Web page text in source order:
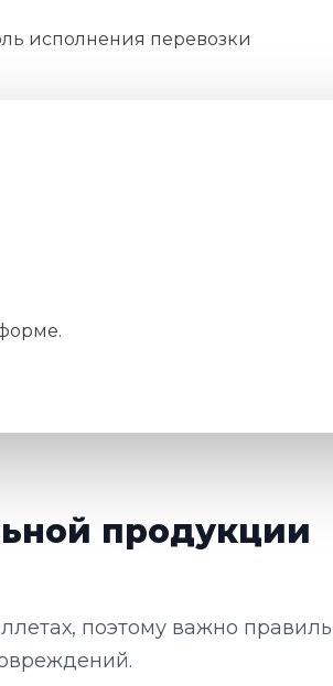
исполнения перевозки
продукции
поэтому важно